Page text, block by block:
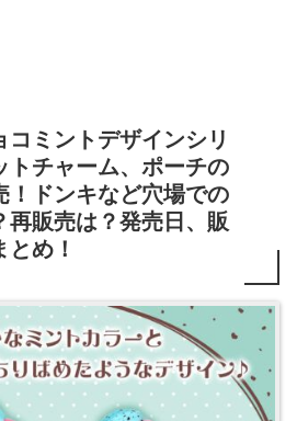
コミントデザインシリ
トチャーム、ポーチの
！ドンキなど穴場での
再販売は？発売日、販
め！